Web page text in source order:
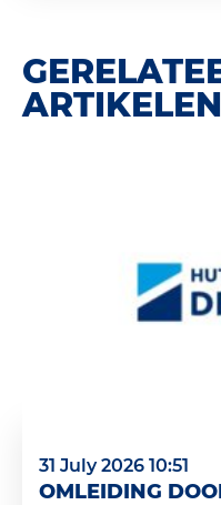
ARTIKELEN
31 July 2026 10:51
OMLEIDING